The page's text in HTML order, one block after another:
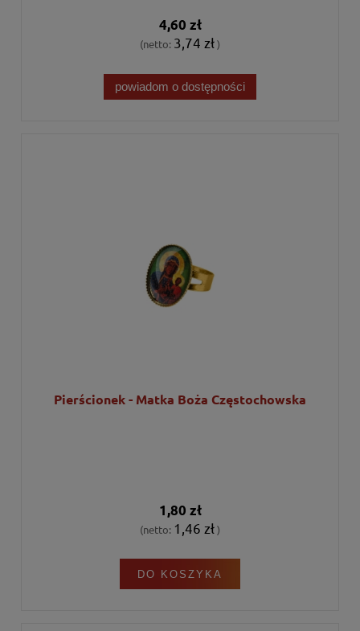
4,60 zł
(netto: 3,74 zł)
powiadom o dostępności
Pierścionek - Matka Boża Częstochowska
1,80 zł
(netto: 1,46 zł)
DO KOSZYKA